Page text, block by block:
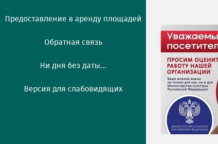
Предоставление в аренду площадей
Обратная связь
Ни дня без даты...
Версия для слабовидящих